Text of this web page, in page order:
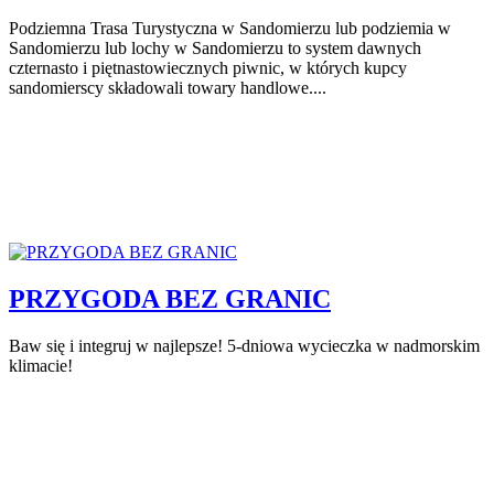
Podziemna Trasa Turystyczna w Sandomierzu lub podziemia w
Sandomierzu lub lochy w Sandomierzu to system dawnych
czternasto i piętnastowiecznych piwnic, w których kupcy
sandomierscy składowali towary handlowe....
PRZYGODA BEZ GRANIC
Baw się i integruj w najlepsze! 5-dniowa wycieczka w nadmorskim
klimacie!